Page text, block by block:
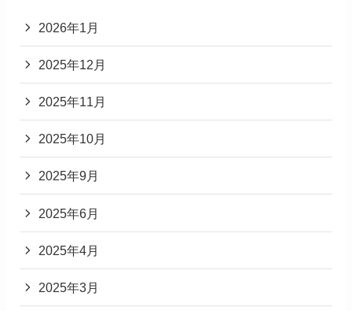
2026年1月
2025年12月
2025年11月
2025年10月
2025年9月
2025年6月
2025年4月
2025年3月